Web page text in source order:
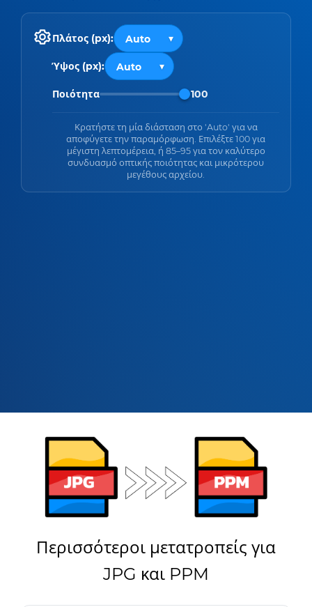
Πλάτος (px):
Ύψος (px):
Ποιότητα 100
Κρατήστε τη μία διάσταση στο 'Auto' για να
αποφύγετε την παραμόρφωση. Επιλέξτε 100 για
μέγιστη λεπτομέρεια, ή 85–95 για τον καλύτερο
συνδυασμό οπτικής ποιότητας και μικρότερου
μεγέθους αρχείου.
Περισσότεροι μετατροπείς για
JPG και PPM